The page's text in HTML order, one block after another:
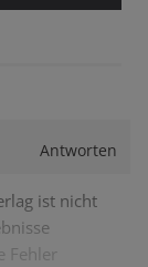
Antworten
ist nicht
Fehler